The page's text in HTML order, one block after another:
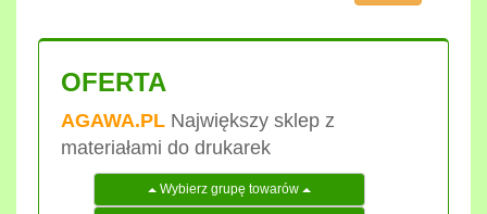
OFERTA
AGAWA.PL Największy sklep z
materiałami do drukarek
Wybierz grupę towarów